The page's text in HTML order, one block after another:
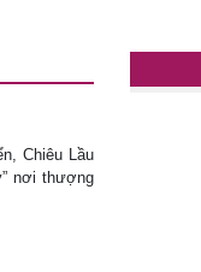
Chiêu Lầu
nơi thượng